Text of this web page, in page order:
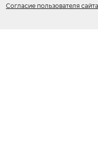
Согласие пользователя